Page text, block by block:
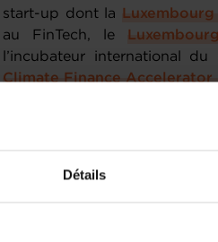
Détails
start-up dont la
au FinTech, le
l’incubateur international
Climate Finance Accelerator
Au sein du LCI est
d’Eich. La MeSIS a été
l’Emploi et de l’Économie
volonté du gouvernement de
cadre de la politique de